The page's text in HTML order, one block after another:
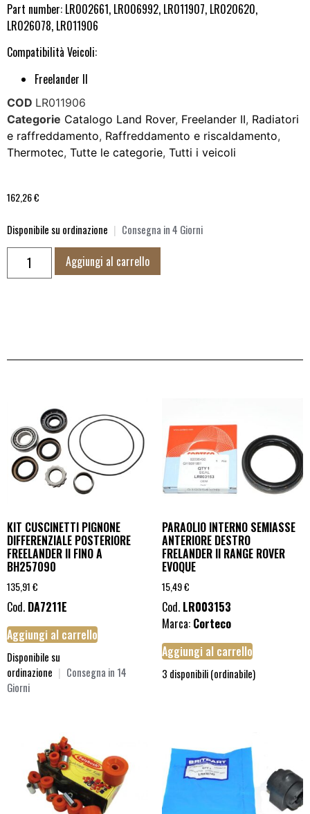
Part number: LR002661, LR006992, LR011907, LR020620,
LR026078, LR011906
Compatibilità Veicoli:
Freelander II
COD LR011906
Categorie Catalogo Land Rover, Freelander II, Radiatori
e raffreddamento, Raffreddamento e riscaldamento,
Thermotec, Tutte le categorie, Tutti i veicoli
162,26€
Disponibile su ordinazione | Consegna in 4 Giorni
Aggiungi al carrello
KIT CUSCINETTI PIGNONE
DIFFERENZIALE POSTERIORE
FREELANDER II FINO A
BH257090
135,91€
Cod. DA7211E
Aggiungi al carrello
Disponibile su
ordinazione | Consegna in 14
Giorni
PARAOLIO INTERNO SEMIASSE
ANTERIORE DESTRO
FRELANDER II RANGE ROVER
EVOQUE
15,49€
Cod. LR003153
Marca: Corteco
Aggiungi al carrello
3 disponibili (ordinabile)